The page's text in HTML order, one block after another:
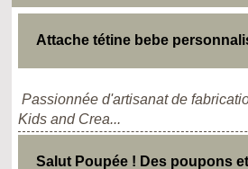
Attache tétine bebe
Passionnée d'artisanat de
Kids and Crea...
Salut Poupée ! Des poupons